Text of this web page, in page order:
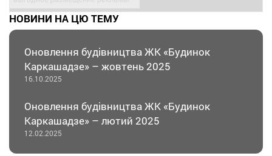
НОВИНИ НА ЦЮ ТЕМУ
Оновлення будівництва ЖК «Будинок
Каркашадзе» – жовтень 2025
16.10.2025
Оновлення будівництва ЖК «Будинок
Каркашадзе» – лютий 2025
12.02.2025